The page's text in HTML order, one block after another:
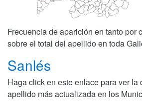
Frecuencia de aparición en tanto por
sobre el total del apellido en toda
Sanlés
Haga click en este enlace para ver la
apellido más actualizada en los